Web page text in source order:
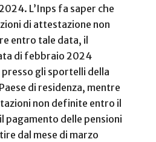
L’Inps fa saper che
di attestazione non
entro tale data, il
di febbraio 2024
gli sportelli della
di residenza, mentre
non definite entro il
pagamento delle pensioni
dal mese di marzo